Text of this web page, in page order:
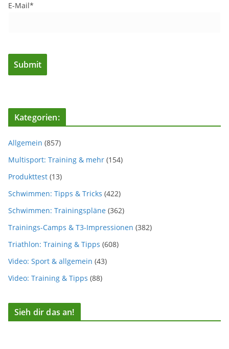
E-Mail*
Kategorien:
Allgemein (857)
Multisport: Training & mehr (154)
Produkttest (13)
Schwimmen: Tipps & Tricks (422)
Schwimmen: Trainingspläne (362)
Trainings-Camps & T3-Impressionen (382)
Triathlon: Training & Tipps (608)
Video: Sport & allgemein (43)
Video: Training & Tipps (88)
Sieh dir das an!